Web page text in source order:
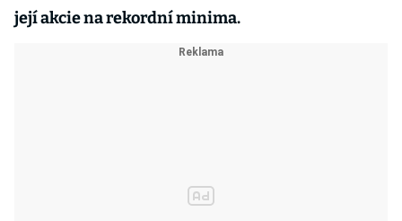
její akcie na rekordní minima.